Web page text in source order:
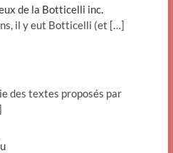
de la Botticelli inc.
il y eut Botticelli (et […]
des textes proposés par